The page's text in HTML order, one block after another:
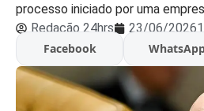
processo iniciado por uma
Redação 24hrs
23/06/2026
Facebook